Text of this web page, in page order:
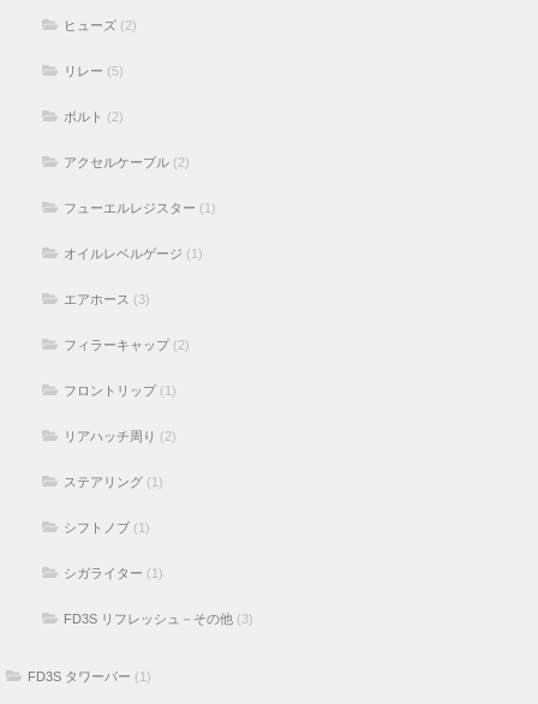
ヒューズ (2)
リレー (5)
ボルト (2)
アクセルケーブル (2)
フューエルレジスター (1)
オイルレベルゲージ (1)
エアホース (3)
フィラーキャップ (2)
フロントリップ (1)
リアハッチ周り (2)
ステアリング (1)
シフトノブ (1)
シガライター (1)
FD3S リフレッシュ－その他 (3)
FD3S タワーバー (1)